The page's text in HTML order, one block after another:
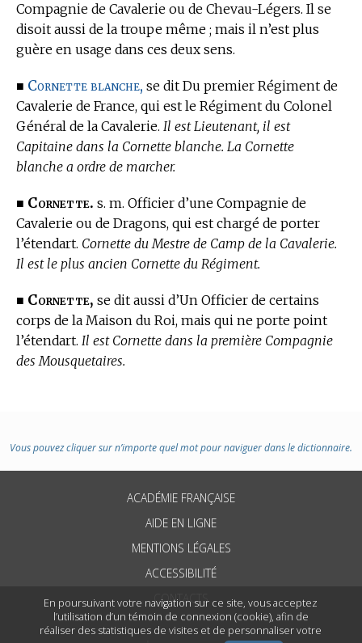
En poursuivant votre navigation sur ce site, vous acceptez
l’utilisation d’un témoin de connexion (cookie), afin de
réaliser des statistiques de visites et de personnaliser votre
Compagnie de Cavalerie ou de Chevau-Légers. Il se
disoit aussi de la troupe même ; mais il n’est plus
guère en usage dans ces deux sens.
■ Cornette blanche, se dit Du premier Régiment de
Cavalerie de France, qui est le Régiment du Colonel
Général de la Cavalerie. Il est Lieutenant, il est
Capitaine dans la Cornette blanche. La Cornette
blanche a ordre de marcher.
■ Cornette. s. m. Officier d’une Compagnie de
Cavalerie ou de Dragons, qui est chargé de porter
l’étendart. Cornette du Mestre de Camp de la Cavalerie.
Il est le plus ancien Cornette du Régiment.
■ Cornette, se dit aussi d’Un Officier de certains
corps de la Maison du Roi, mais qui ne porte point
l’étendart. Il est Cornette dans la première Compagnie
des Mousquetaires.
Vous pouvez cliquer sur n’importe quel mot pour naviguer dans le dictionnaire.
ACADÉMIE FRANÇAISE
AIDE EN LIGNE
MENTIONS LÉGALES
ACCESSIBILITÉ
CONTACTS